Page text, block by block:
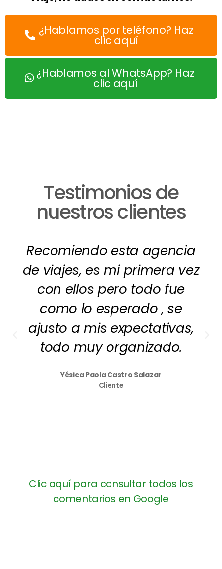
¿Hablamos por teléfono? Haz
clic aquí
¿Hablamos al WhatsApp? Haz
clic aquí
Testimonios de
nuestros clientes
Recomiendo esta agencia
de viajes, es mi primera vez
con ellos pero todo fue
como lo esperado , se
ajusto a mis expectativas,
todo muy organizado.
Yésica Paola Castro Salazar
Cliente
Clic aquí para consultar todos los
comentarios en Google